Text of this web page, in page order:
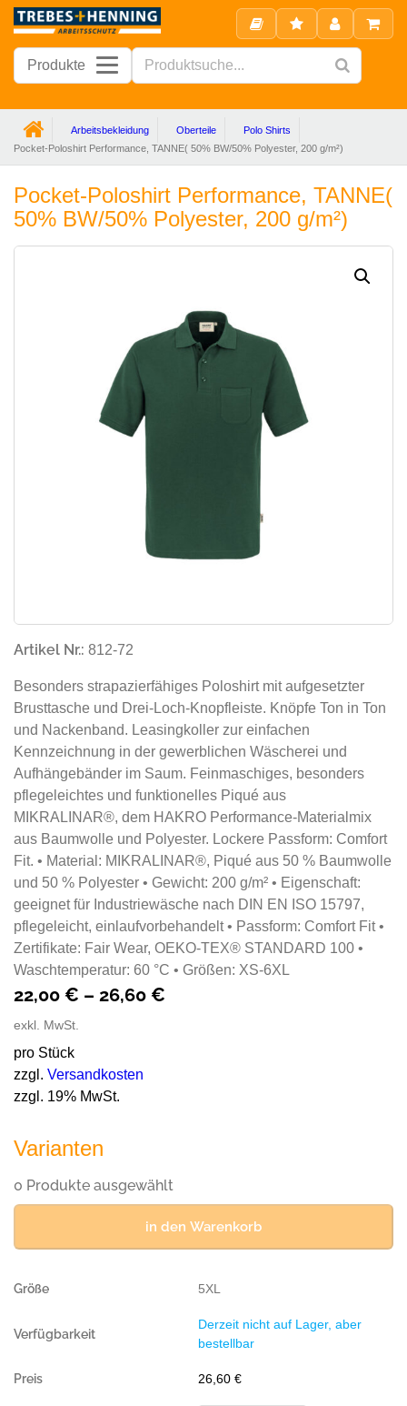
Produkte
Arbeitsbekleidung Oberteile
Polo Shirts
Pocket-Poloshirt Performance, TANNE( 50% BW/50% Polyester, 200 g/m²)
Pocket-Poloshirt Performance, TANNE(
50% BW/50% Polyester, 200 g/m²)
Artikel Nr.: 812-72
Besonders strapazierfähiges Poloshirt mit aufgesetzter
Brusttasche und Drei-Loch-Knopfleiste. Knöpfe Ton in Ton
und Nackenband. Leasingkoller zur einfachen
Kennzeichnung in der gewerblichen Wäscherei und
Aufhängebänder im Saum. Feinmaschiges, besonders
pflegeleichtes und funktionelles Piqué aus
MIKRALINAR®, dem HAKRO Performance-Materialmix
aus Baumwolle und Polyester. Lockere Passform: Comfort
Fit. • Material: MIKRALINAR®, Piqué aus 50 % Baumwolle
und 50 % Polyester • Gewicht: 200 g/m² • Eigenschaft:
geeignet für Industriewäsche nach DIN EN ISO 15797,
pflegeleicht, einlaufvorbehandelt • Passform: Comfort Fit •
Zertifikate: Fair Wear, OEKO-TEX® STANDARD 100 •
Waschtemperatur: 60 °C • Größen: XS-6XL
22,00 € – 26,60 €
exkl. MwSt.
pro Stück
zzgl. Versandkosten
zzgl. 19% MwSt.
Varianten
0 Produkte ausgewählt
in den Warenkorb
5XL
Derzeit nicht auf Lager, aber
bestellbar
26,60 €